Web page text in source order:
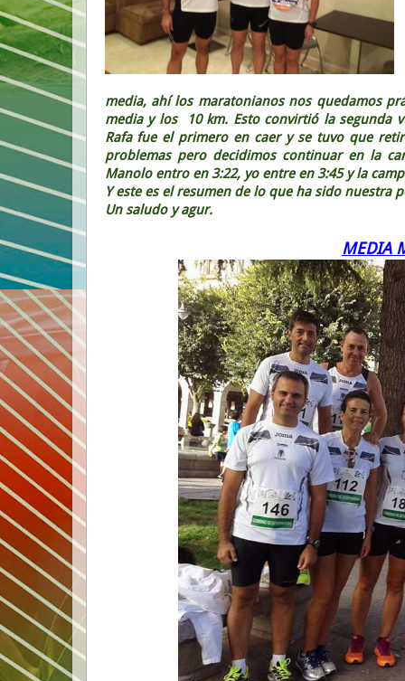
media, ahí los maratonianos nos quedamos
media y los 10 km. Esto convirtió la segunda
Rafa fue el primero en caer y se tuvo que
problemas pero decidimos continuar en la
Manolo entro en 3:22, yo entre en 3:45 y la
Y este es el resumen de lo que ha sido nuestra
Un saludo y agur.
MEDIA